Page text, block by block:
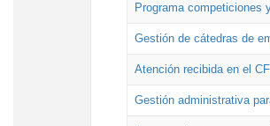
Programa competiciones
Gestión de cátedras de
Atención recibida en el
Gestión administrativa